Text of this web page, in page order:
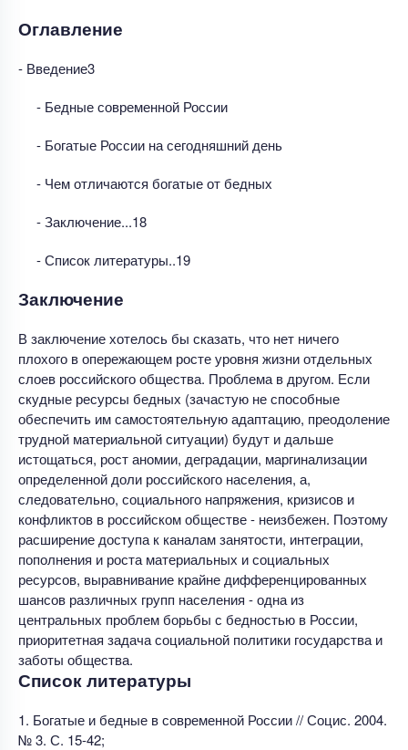
Оглавление
- Введение3
- Бедные современной России
- Богатые России на сегодняшний день
- Чем отличаются богатые от бедных
- Заключение...18
- Список литературы..19
Заключение
В заключение хотелось бы сказать, что нет ничего
плохого в опережающем росте уровня жизни отдельных
слоев российского общества. Проблема в другом. Если
скудные ресурсы бедных (зачастую не способные
обеспечить им самостоятельную адаптацию, преодоление
трудной материальной ситуации) будут и дальше
истощаться, рост аномии, деградации, маргинализации
определенной доли российского населения, а,
следовательно, социального напряжения, кризисов и
конфликтов в российском обществе - неизбежен. Поэтому
расширение доступа к каналам занятости, интеграции,
пополнения и роста материальных и социальных
ресурсов, выравнивание крайне дифференцированных
шансов различных групп населения - одна из
центральных проблем борьбы с бедностью в России,
приоритетная задача социальной политики государства и
заботы общества.
Список литературы
1. Богатые и бедные в современной России // Социс. 2004.
№ 3. С. 15-42;